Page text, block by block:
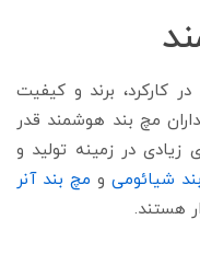
کارکرد، برند و کیفیت
مچ بند هوشمند قدر
زیادی در زمینه تولید و
شیائومی و مچ بند آنر
هستند.